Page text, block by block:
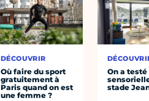
DÉCOUVRIR
Où faire du sport
gratuitement à
Paris quand on est
une femme ?
On a
stade